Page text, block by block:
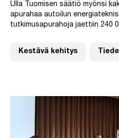
Ulla Tuomisen säätiö myönsi
apurahaa autoilun
tutkimusapurahoja jaettiin 240
Kestävä kehitys